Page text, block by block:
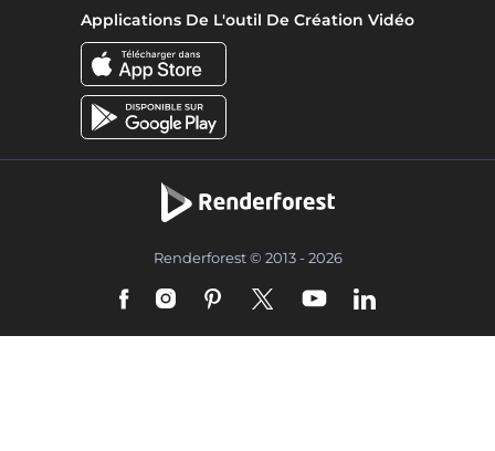
Applications De L'outil De Création Vidéo
Renderforest © 2013 - 2026